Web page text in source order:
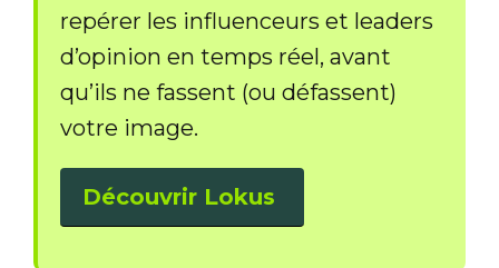
repérer les influenceurs et leaders
d’opinion en temps réel, avant
qu’ils ne fassent (ou défassent)
votre image.
Découvrir Lokus